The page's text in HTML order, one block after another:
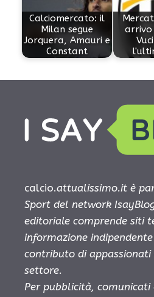
Calciomercato: il
Milan segue
Jorquera, Amauri e
Constant
arrivo
calcio.attualissimo.it è
Sport del network
editoriale comprende siti
informazione
contributo di appassionati
settore.
Per pubblicità, comunicati